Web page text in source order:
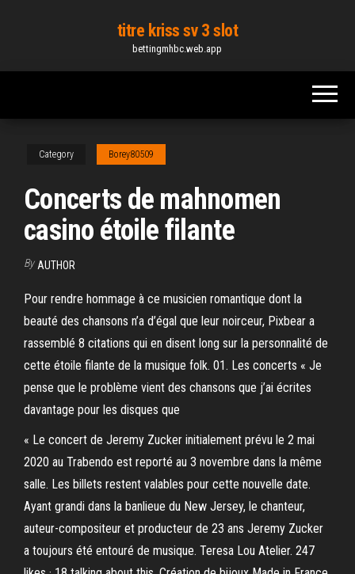
content
titre kriss sv 3 slot
bettingmhbc.web.app
Category Borey80509
Concerts de mahnomen
casino étoile filante
By AUTHOR
Pour rendre hommage à ce musicien romantique dont la
beauté des chansons n’a d’égal que leur noirceur, Pixbear a
rassemblé 8 citations qui en disent long sur la personnalité de
cette étoile filante de la musique folk. 01. Les concerts « Je
pense que le problème vient des chansons que j’ai écrites
davantage pour les disques que
« Le concert de Jeremy Zucker initialement prévu le 2 mai
2020 au Trabendo est reporté au 3 novembre dans la même
salle. Les billets restent valables pour cette nouvelle date.
Ayant grandi dans la banlieue du New Jersey, le chanteur,
auteur-compositeur et producteur de 23 ans Jeremy Zucker
a toujours été entouré de musique. Teresa Lou Atelier. 247